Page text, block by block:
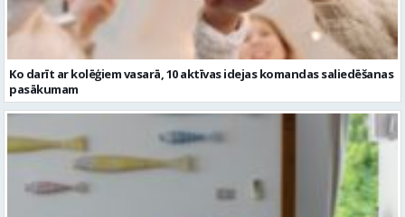
Ko darīt ar kolēģiem vasarā, 10 aktīvas idejas komandas saliedēšanas
pasākumam